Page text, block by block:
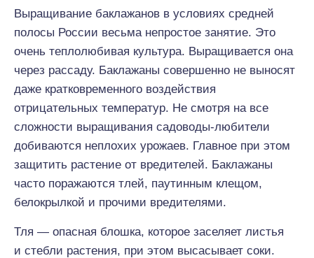
Выращивание баклажанов в условиях средней
полосы России весьма непростое занятие. Это
очень теплолюбивая культура. Выращивается она
через рассаду. Баклажаны совершенно не выносят
даже кратковременного воздействия
отрицательных температур. Не смотря на все
сложности выращивания садоводы-любители
добиваются неплохих урожаев. Главное при этом
защитить растение от вредителей. Баклажаны
часто поражаются тлей, паутинным клещом,
белокрылкой и прочими вредителями.
Тля — опасная блошка, которое заселяет листья
и стебли растения, при этом высасывает соки.